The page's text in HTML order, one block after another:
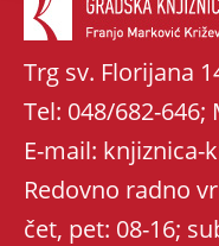
Trg sv. Florijana
Tel: 048/682-646;
E-mail:
Redovno radno
čet, pet: 08-16;